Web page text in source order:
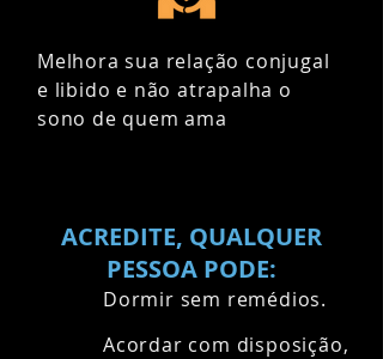
Melhora sua relação conjugal
e libido e não atrapalha o
sono de quem ama
ACREDITE, QUALQUER
PESSOA PODE:
Dormir sem remédios.
Acordar com disposição,